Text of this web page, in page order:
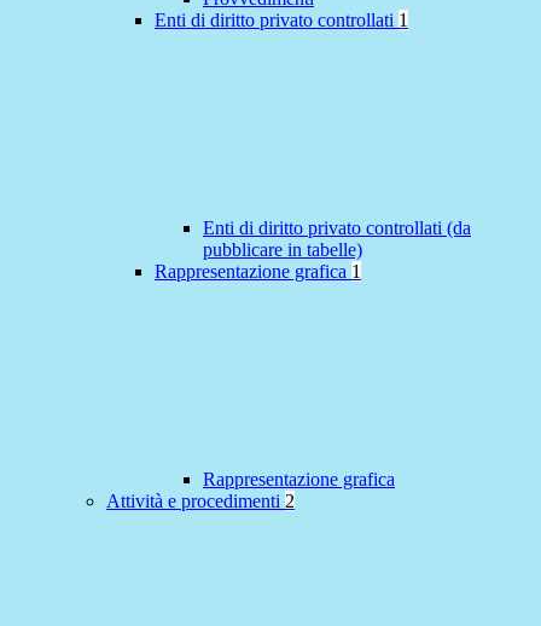
Enti di diritto privato controllati 1
Enti di diritto privato controllati (da
pubblicare in tabelle)
Rappresentazione grafica 1
Rappresentazione grafica
Attività e procedimenti 2